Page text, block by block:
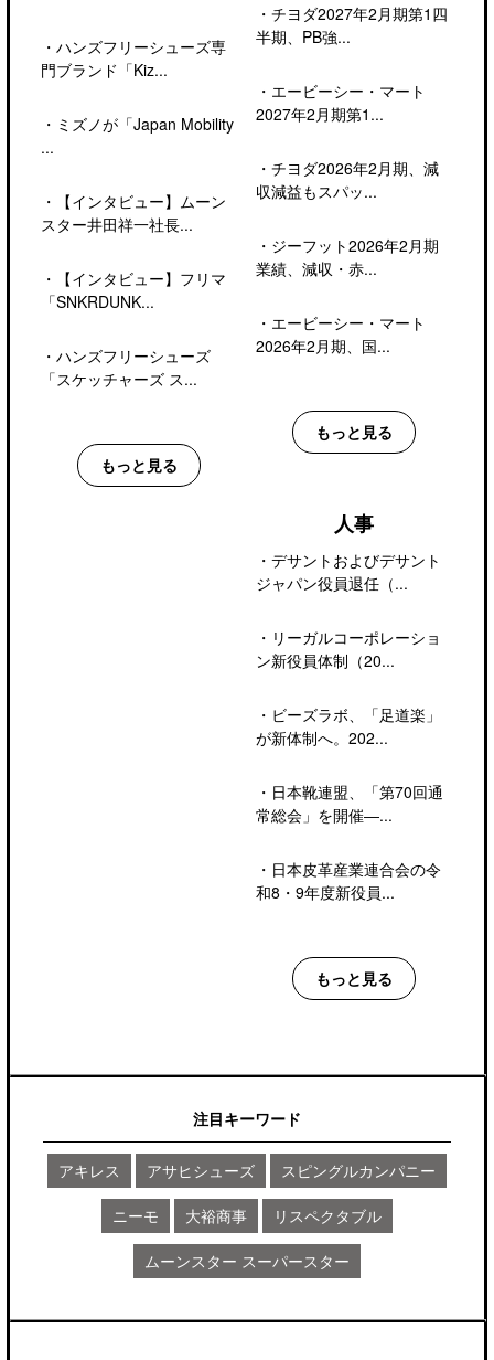
・ ハンズフリーシューズ専
門ブランド「Kiz...
・ ミズノが「Japan Mobility
...
・
【インタビュー】ムーン
スター井田祥一社長...
・
【インタビュー】フリマ
「SNKRDUNK...
・ ハンズフリーシューズ
「スケッチャーズ ス...
もっと見る
・ チヨダ2027年2月期第1四
半期、PB強...
・ エービーシー・マート
2027年2月期第1...
・ チヨダ2026年2月期、減
収減益もスパッ...
・ ジーフット2026年2月期
業績、減収・赤...
・ エービーシー・マート
2026年2月期、国...
もっと見る
人事
・ デサントおよびデサント
ジャパン役員退任（...
・ リーガルコーポレーショ
ン新役員体制（20...
・ ビーズラボ、「足道楽」
が新体制へ。202...
・ 日本靴連盟、「第70回通
常総会」を開催―...
・ 日本皮革産業連合会の令
和8・9年度新役員...
もっと見る
注目キーワード
アキレス アサヒシューズ スピングルカンパニー
ニーモ 大裕商事 リスペクタブル
ムーンスター スーパースター